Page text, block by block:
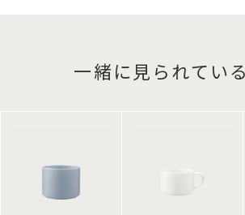
一緒に見られてい